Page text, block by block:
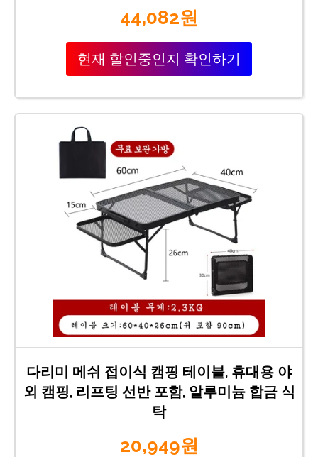
44,082원
현재 할인중인지 확인하기
다리미 메쉬 접이식 캠핑 테이블, 휴대용 야
외 캠핑, 리프팅 선반 포함, 알루미늄 합금 식
탁
20,949원